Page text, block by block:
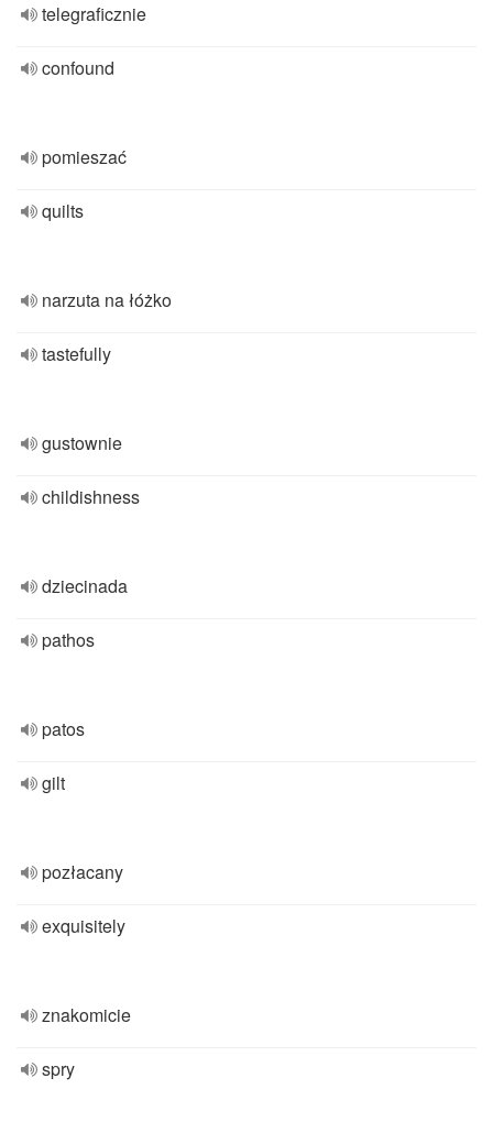
telegraficznie
confound
pomieszać
quilts
narzuta na łóżko
tastefully
gustownie
childishness
dziecinada
pathos
patos
gilt
pozłacany
exquisitely
znakomicie
spry